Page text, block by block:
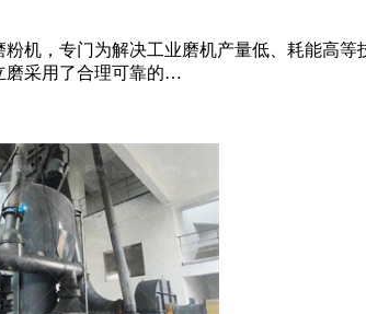
机，专门为解决工业磨机产量低、耗能高
磨采用了合理可靠的…